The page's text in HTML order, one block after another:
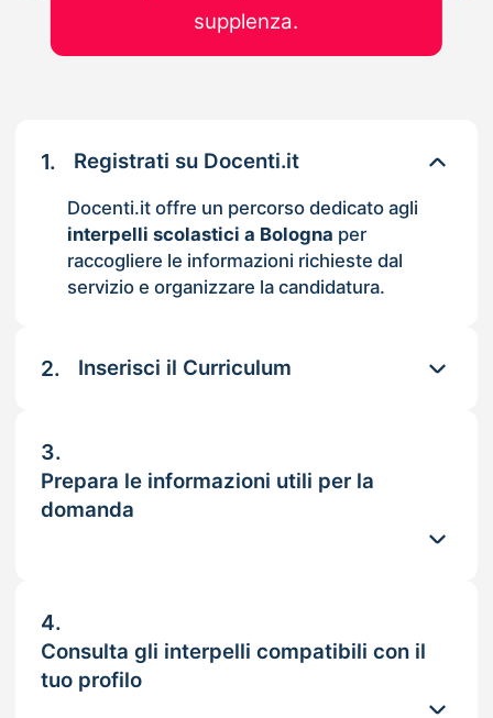
1. Registrati su Docenti.it
Docenti.it offre un percorso dedicato agli
interpelli scolastici a Bologna per
raccogliere le informazioni richieste dal
servizio e organizzare la candidatura.
2. Inserisci il Curriculum
3.
Prepara le informazioni utili per la
domanda
4.
Consulta gli interpelli compatibili con il
tuo profilo
supplenza.